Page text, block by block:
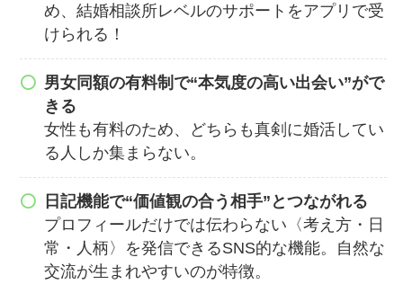
め、結婚相談所レベルのサポートをアプリで受
けられる！
男女同額の有料制で“本気度の高い出会い”がで
きる
女性も有料のため、どちらも真剣に婚活してい
る人しか集まらない。
日記機能で“価値観の合う相手”とつながれる
プロフィールだけでは伝わらない〈考え方・日
常・人柄〉を発信できるSNS的な機能。自然な
交流が生まれやすいのが特徴。